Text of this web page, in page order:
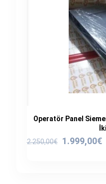
Operatör Panel
2.250,00€
Orijinal
1.999,00€